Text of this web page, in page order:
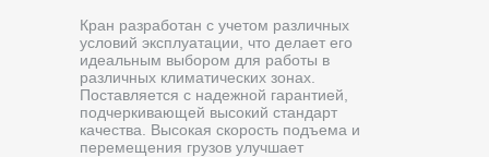
Кран разработан с учетом различных
условий эксплуатации, что делает его
идеальным выбором для работы в
различных климатических зонах.
Поставляется с надежной гарантией,
подчеркивающей высокий стандарт
качества. Высокая скорость подъема и
перемещения грузов улучшает